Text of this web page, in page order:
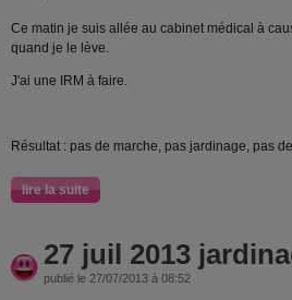
Ce matin je suis allée au cabinet médical à
quand je le lève.
J'ai une IRM à faire.
Résultat : pas de marche, pas jardinage, pas
lire la suite
27 juil 2013
publié le 27/07/2013 à 08:52